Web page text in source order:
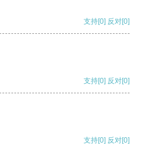
支持[0] 反对[0]
支持[0] 反对[0]
支持[0] 反对[0]